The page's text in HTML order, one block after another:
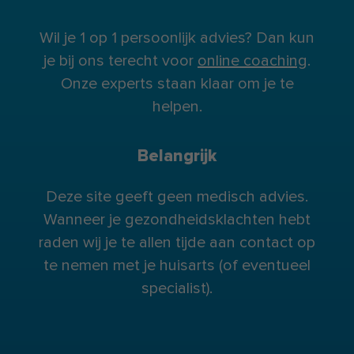
Wil je 1 op 1 persoonlijk advies? Dan kun
je bij ons terecht voor online coaching.
Onze experts staan klaar om je te
helpen.
Belangrijk
Deze site geeft geen medisch advies.
Wanneer je gezondheidsklachten hebt
raden wij je te allen tijde aan contact op
te nemen met je huisarts (of eventueel
specialist).